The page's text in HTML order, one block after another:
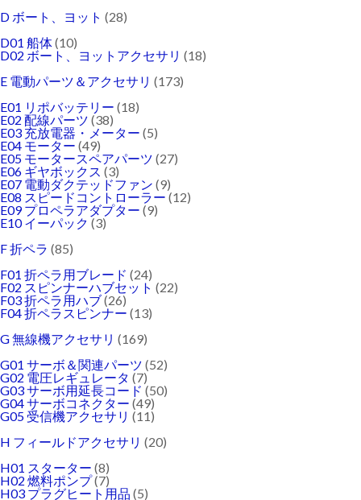
D ボート、ヨット (28)
D01 船体(10)
D02 ボート、ヨットアクセサリ (18)
E 電動パーツ＆アクセサリ (173)
E01 リポバッテリー (18)
E02 配線パーツ (38)
E03 充放電器・メーター (5)
E04 モーター (49)
E05 モータースペアパーツ (27)
E06 ギヤボックス (3)
E07 電動ダクテッドファン (9)
E08 スピードコントローラー (12)
E09 プロペラアダプター (9)
E10 イーパック (3)
F 折ペラ (85)
F01 折ペラ用ブレード (24)
F02 スピンナーハブセット (22)
F03 折ペラ用ハブ(26)
F04 折ペラスピンナー (13)
G 無線機アクセサリ (169)
G01 サーボ＆関連パーツ (52)
G02 電圧レギュレータ (7)
G03 サーボ用延長コード (50)
G04 サーボコネクター (49)
G05 受信機アクセサリ (11)
H フィールドアクセサリ (20)
H01 スターター (8)
H02 燃料ポンプ(7)
H03 プラグヒート用品 (5)